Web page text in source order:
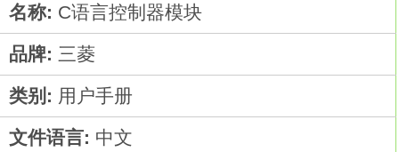
名称: C语言控制器模块
品牌: 三菱
类别: 用户手册
文件语言: 中文